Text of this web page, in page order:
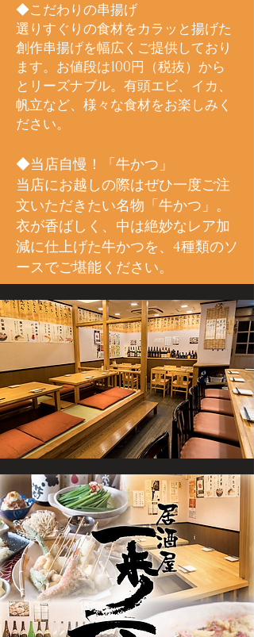
◆こだわりの串揚げ
選りすぐりの食材をカラッと揚げた
創作串揚げを幅広くご提供しており
ます。お値段は100円（税抜）から
とリーズナブル。有頭エビ、イカ、
帆立など、様々な食材をお楽しみく
ださい。
◆当店自慢！「牛かつ」
当店にお越しの際はぜひ一度ご注
文いただきたい名物「牛かつ」。
衣が香ばしく、中は絶妙なレア加
減に仕上げた牛かつを、4種類のソ
ースでご堪能ください。